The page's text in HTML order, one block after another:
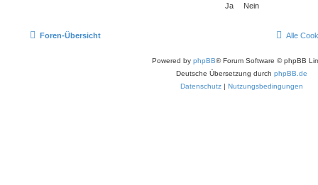
Foren-Übersicht Alle
Powered by phpBB® Forum Software © phpBB
Deutsche Übersetzung durch phpBB.de
Datenschutz | Nutzungsbedingungen